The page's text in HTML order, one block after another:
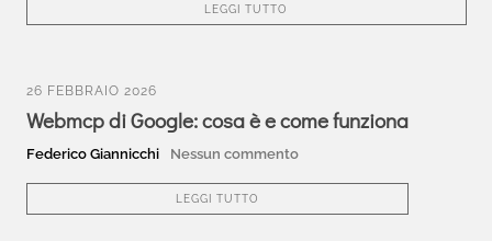
LEGGI TUTTO
26 FEBBRAIO 2026
Webmcp di Google: cosa è e come funziona
Federico Giannicchi Nessun commento
LEGGI TUTTO